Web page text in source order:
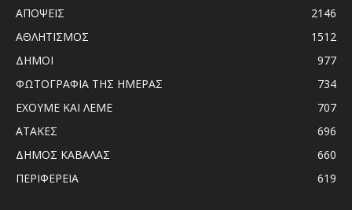
ΑΠΟΨΕΙΣ
2146
ΑΘΛΗΤΙΣΜΟΣ
1512
ΔΗΜΟΙ
977
ΦΩΤΟΓΡΑΦΙΑ ΤΗΣ ΗΜΕΡΑΣ
734
ΕΧΟΥΜΕ ΚΑΙ ΛΕΜΕ
707
ΑΤΑΚΕΣ
696
ΔΗΜΟΣ ΚΑΒΑΛΑΣ
660
ΠΕΡΙΦΕΡΕΙΑ
619